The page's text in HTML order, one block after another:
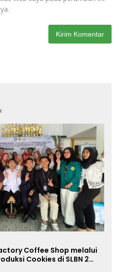
Coffee Shop melalui
Cookies di SLBN 2